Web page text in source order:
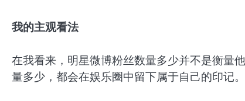
我的主观看法
在我看来，明星微博粉丝数量多少并不是衡量
量多少，都会在娱乐圈中留下属于自己的印记。